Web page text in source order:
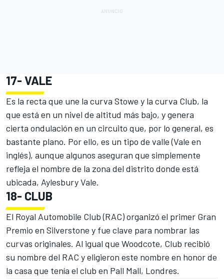
17- VALE
Es la recta que une la curva Stowe y la curva Club, la
que está en un nivel de altitud más bajo, y genera
cierta ondulación en un circuito que, por lo general, es
bastante plano. Por ello, es un tipo de valle (Vale en
inglés), aunque algunos aseguran que simplemente
refleja el nombre de la zona del distrito donde está
ubicada, Aylesbury Vale.
18- CLUB
El Royal Automobile Club (RAC) organizó el primer Gran
Premio en Silverstone y fue clave para nombrar las
curvas originales. Al igual que Woodcote, Club recibió
su nombre del RAC y eligieron este nombre en honor de
la casa que tenía el club en Pall Mall, Londres.